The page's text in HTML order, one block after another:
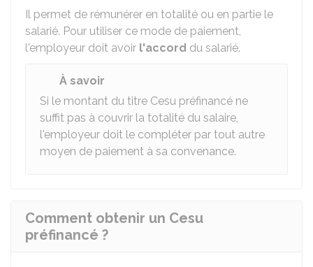
Il permet de rémunérer en totalité ou en partie le
salarié. Pour utiliser ce mode de paiement,
l'employeur doit avoir l'accord du salarié.
À savoir
Si le montant du titre Cesu préfinancé ne
suffit pas à couvrir la totalité du salaire,
l'employeur doit le compléter par tout autre
moyen de paiement à sa convenance.
Comment obtenir un Cesu
préfinancé ?